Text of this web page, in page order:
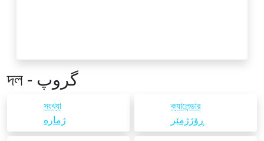
দল - گروپ
সংখ্যা
ژمارە
ক্যালেন্ডার
ڕۆژژمێر